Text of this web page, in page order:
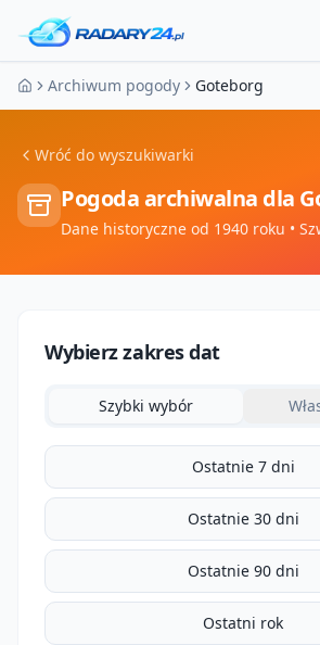
Strona główna
Archiwum pogody Goteborg
Wróć do wyszukiwarki
Pogoda archiwalna dla
Dane historyczne od 1940 roku •
Wybierz zakres dat
Szybki wybór
Ostatnie 7 dni
Ostatnie 30 dni
Ostatnie 90 dni
Ostatni rok